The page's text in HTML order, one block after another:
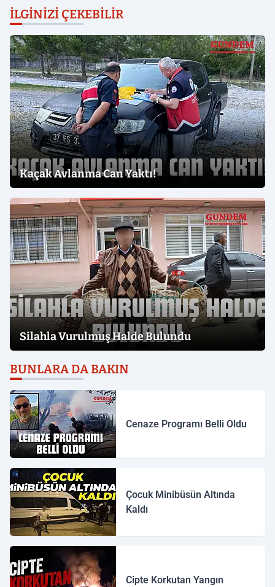
İLGINIZI ÇEKEBILIR
Kaçak Avlanma Can Yaktı!
Silahla Vurulmuş Halde Bulundu
BUNLARA DA BAKIN
Cenaze Programı Belli Oldu
Çocuk Minibüsün Altında
Kaldı
Cipte Korkutan Yangın